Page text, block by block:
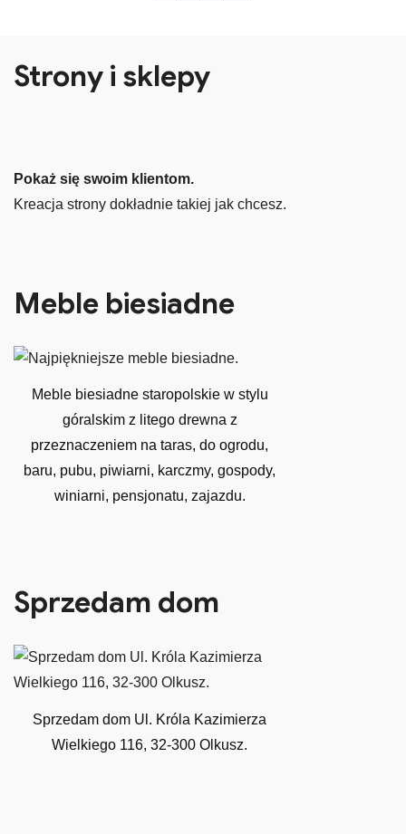
Strony i sklepy
Pokaż się swoim klientom.
Kreacja strony dokładnie takiej jak chcesz.
Meble biesiadne
Meble biesiadne staropolskie w stylu
góralskim z litego drewna z
przeznaczeniem na taras, do ogrodu,
baru, pubu, piwiarni, karczmy, gospody,
winiarni, pensjonatu, zajazdu.
Sprzedam dom
Sprzedam dom Ul. Króla Kazimierza
Wielkiego 116, 32-300 Olkusz.